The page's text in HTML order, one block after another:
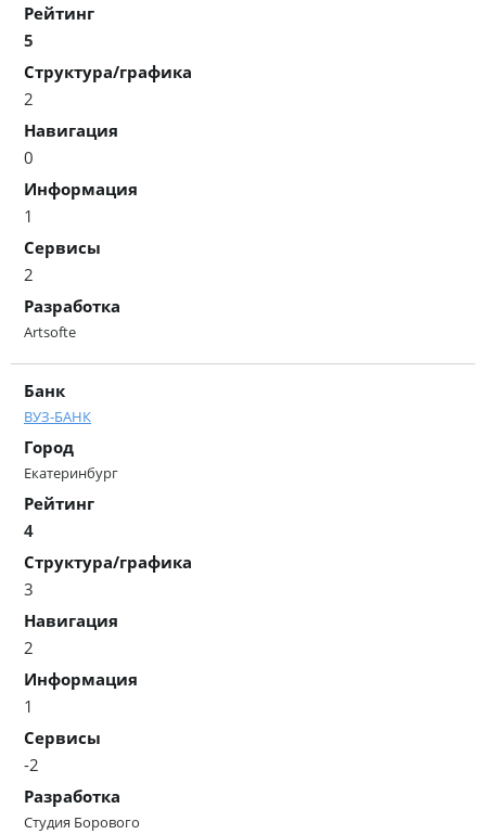
Рейтинг
5
Структура/графика
2
Навигация
0
Информация
1
Сервисы
2
Разработка
Artsofte
Банк
ВУЗ-БАНК
Город
Екатеринбург
Рейтинг
4
Структура/графика
3
Навигация
2
Информация
1
Сервисы
-2
Разработка
Студия Борового